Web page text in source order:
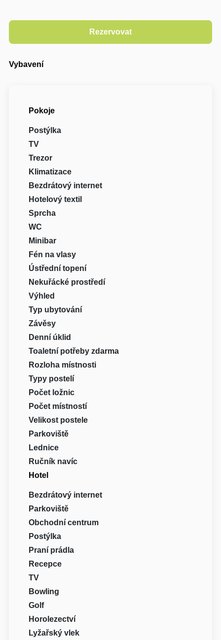
Vybavení
Pokoje
Postýlka
TV
Trezor
Klimatizace
Bezdrátový internet
Hotelový textil
Sprcha
WC
Minibar
Fén na vlasy
Ústřední topení
Nekuřácké prostředí
Výhled
Typ ubytování
Závěsy
Denní úklid
Toaletní potřeby zdarma
Rozloha místnosti
Typy postelí
Počet ložnic
Počet místností
Velikost postele
Parkoviště
Lednice
Ručník navíc
Hotel
Bezdrátový internet
Parkoviště
Obchodní centrum
Postýlka
Praní prádla
Recepce
TV
Bowling
Golf
Horolezectví
Lyžařský vlek